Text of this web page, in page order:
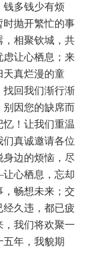
多钱少有烦
时抛开繁忙的事
，相聚钦城，共
虑让心栖息；来
天真烂漫的童
找回我们渐行渐
别因您的缺席而
！让我们重温
真诚邀请各位
边的烦恼，尽
心栖息，忘却
畅想未来；交
久违，都已疲
我们将欢聚一
五年，我貌期